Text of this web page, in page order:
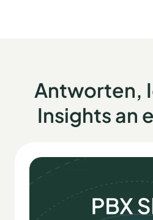
Antworten,
Insights an